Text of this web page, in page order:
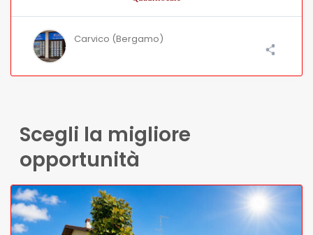
Carvico (Bergamo)
Scegli la migliore
opportunità